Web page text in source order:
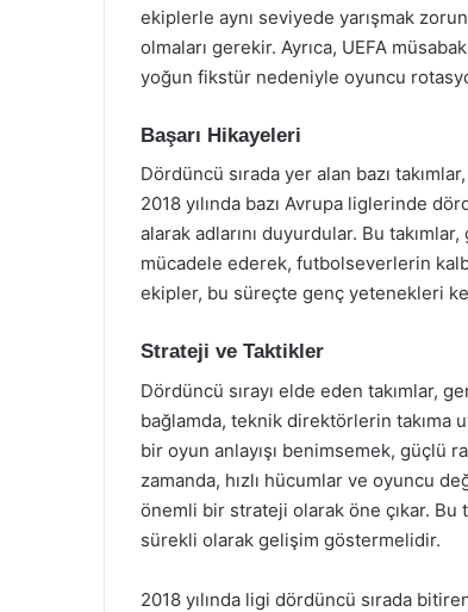
ekiplerle aynı seviyede yarışmak
olmaları gerekir. Ayrıca, UEFA
yoğun fikstür nedeniyle oyuncu
Başarı Hikayeleri
Dördüncü sırada yer alan bazı
2018 yılında bazı Avrupa liglerinde
alarak adlarını duyurdular. Bu
mücadele ederek, futbolseverlerin
ekipler, bu süreçte genç yetenekleri
Strateji ve Taktikler
Dördüncü sırayı elde eden takımlar,
bağlamda, teknik direktörlerin takıma
bir oyun anlayışı benimsemek, güçlü
zamanda, hızlı hücumlar ve oyuncu
önemli bir strateji olarak öne çıkar. Bu
sürekli olarak gelişim göstermelidir.
2018 yılında ligi dördüncü sırada